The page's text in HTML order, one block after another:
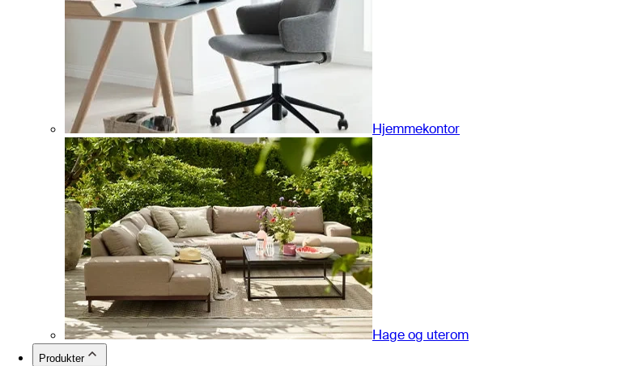
Hjemmekontor
Hage og uterom
Produkter